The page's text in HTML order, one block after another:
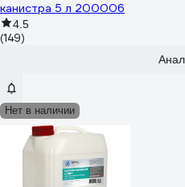
канистра 5 л 200006
4.5
(149)
Нет в наличии